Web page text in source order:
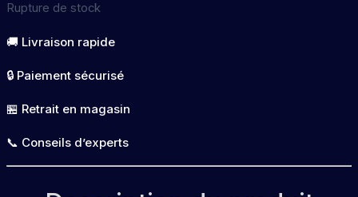
Rupture de stock
🚚 Livraison rapide
🔒 Paiement sécurisé
🏪 Retrait en magasin
📞 Conseils d’experts